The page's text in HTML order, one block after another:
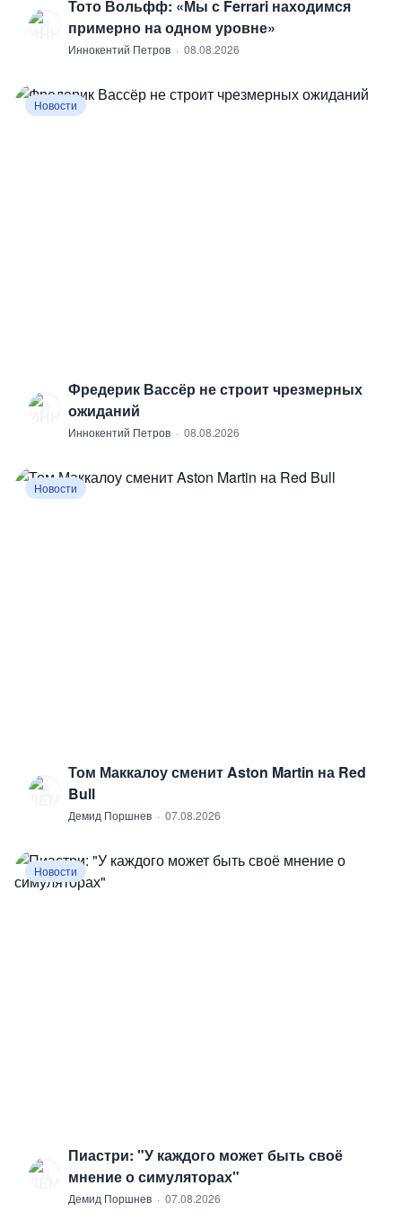
И
Тото Вольфф: «Мы с Ferrari находимся
примерно на одном уровне»
Иннокентий Петров · 08.08.2026
Новости
И
Фредерик Вассёр не строит чрезмерных
ожиданий
Иннокентий Петров · 08.08.2026
Новости
Д
Том Маккалоу сменит Aston Martin на Red
Bull
Демид Поршнев · 07.08.2026
Новости
Д
Пиастри: "У каждого может быть своё
мнение о симуляторах"
Демид Поршнев · 07.08.2026